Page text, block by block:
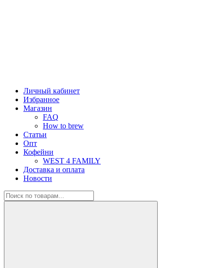
Личный кабинет
Избранное
Магазин
FAQ
How to brew
Статьи
Опт
Кофейни
WEST 4 FAMILY
Доставка и оплата
Новости